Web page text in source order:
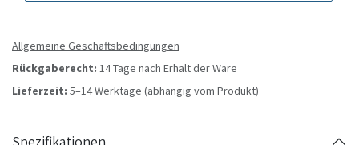
Allgemeine Geschäftsbedingungen
Rückgaberecht: 14 Tage nach Erhalt der Ware
Lieferzeit: 5–14 Werktage (abhängig vom Produkt)